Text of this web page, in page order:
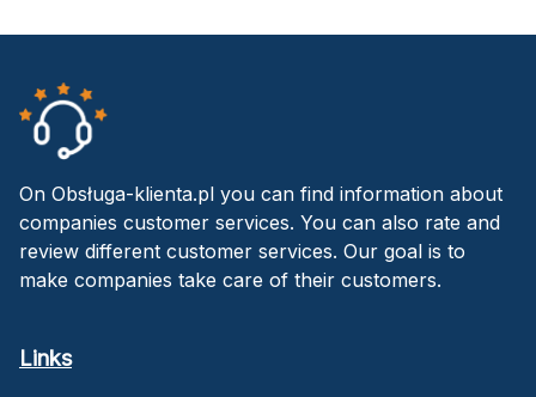
On Obsługa-klienta.pl you can find information about
companies customer services. You can also rate and
review different customer services. Our goal is to
make companies take care of their customers.
Links